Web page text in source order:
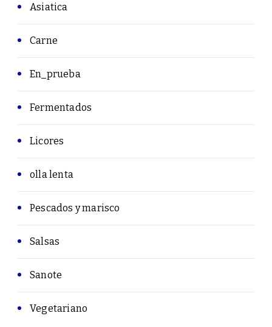
Asiatica
Carne
En_prueba
Fermentados
Licores
olla lenta
Pescados y marisco
Salsas
Sanote
Vegetariano